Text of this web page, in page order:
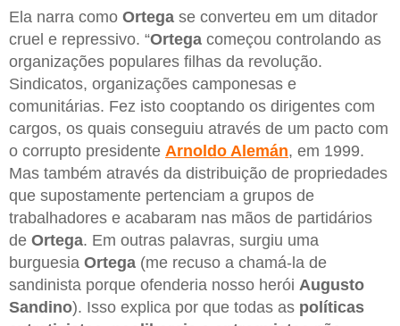
Ela narra como Ortega se converteu em um ditador
cruel e repressivo. “Ortega começou controlando as
organizações populares filhas da revolução.
Sindicatos, organizações camponesas e
comunitárias. Fez isto cooptando os dirigentes com
cargos, os quais conseguiu através de um pacto com
o corrupto presidente Arnoldo Alemán, em 1999.
Mas também através da distribuição de propriedades
que supostamente pertenciam a grupos de
trabalhadores e acabaram nas mãos de partidários
de Ortega. Em outras palavras, surgiu uma
burguesia Ortega (me recuso a chamá-la de
sandinista porque ofenderia nosso herói Augusto
Sandino). Isso explica por que todas as políticas